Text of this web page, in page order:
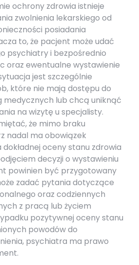
ochrony zdrowia istnieje
zwolnienia lekarskiego od
posiadania
to, że pacjent może udać
psychiatry i bezpośrednio
oraz ewentualne wystawienie
jest szczególnie
które nie mają dostępu do
medycznych lub chcą uniknąć
na wizytę u specjalisty.
że mimo braku
nadal ma obowiązek
oceny stanu zdrowia
decyzji o wystawieniu
powinien być przygotowany
zadać pytania dotyczące
oraz codziennych
z pracą lub życiem
pozytywnej oceny stanu
powodów do
psychiatra ma prawo